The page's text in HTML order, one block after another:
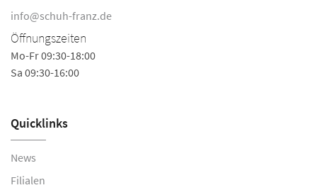
info@schuh-franz.de
Öffnungszeiten
Mo-Fr 09:30-18:00
Sa 09:30-16:00
Quicklinks
News
Filialen